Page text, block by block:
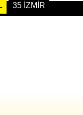
35 İZMİR